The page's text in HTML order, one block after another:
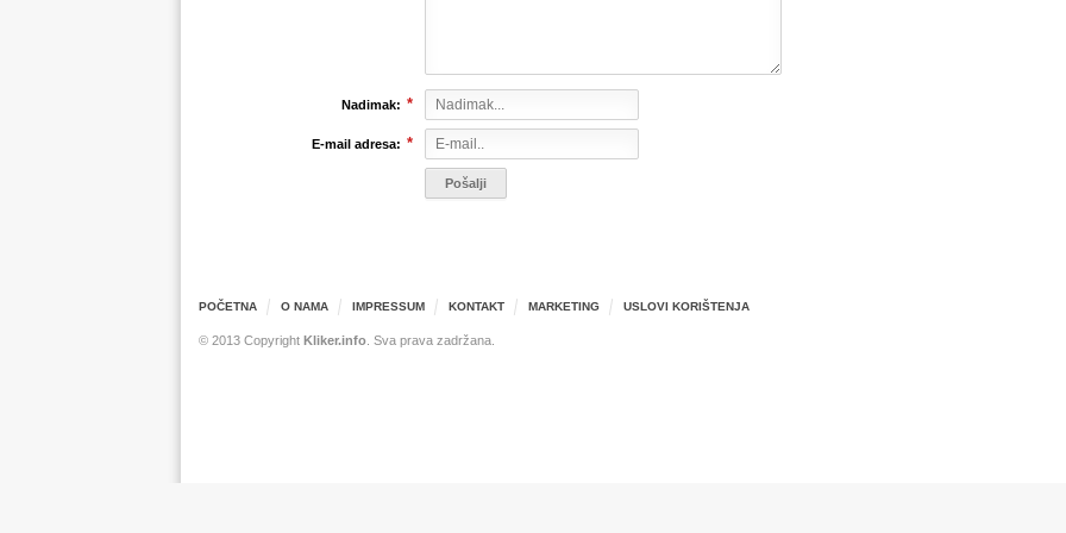
Nadimak: *
E-mail adresa: *
POČETNA O NAMA IMPRESSUM KONTAKT MARKETING USLOVI KORIŠTENJA
© 2013 Copyright Kliker.info . Sva prava zadržana.